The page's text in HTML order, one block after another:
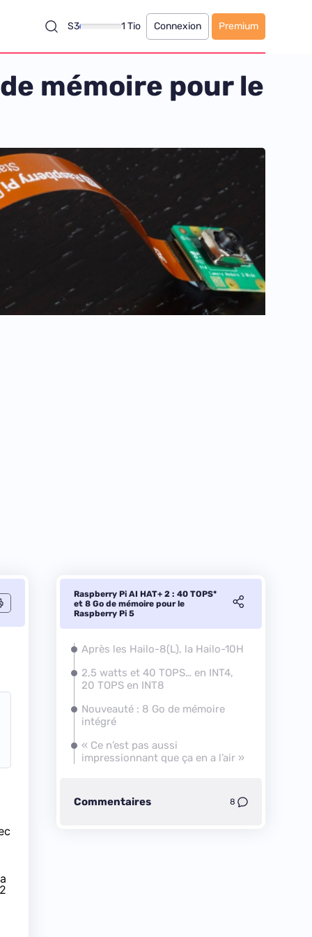
S3 1 Tio Connexion Premium
mémoire pour le
Raspberry Pi AI HAT+ 2 : 40 TOPS*
et 8 Go de mémoire pour le
Raspberry Pi 5
Après les Hailo-8(L), la Hailo-10H
2,5 watts et 40 TOPS… en INT4,
20 TOPS en INT8
Nouveauté : 8 Go de mémoire
intégré
« Ce n’est pas aussi
impressionnant que ça en a l’air »
Commentaires 8